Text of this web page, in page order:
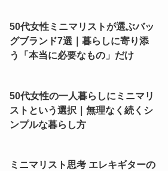
50代女性ミニマリストが選ぶバッ
グブランド7選｜暮らしに寄り添
う「本当に必要なもの」だけ
50代女性の一人暮らしにミニマリ
ストという選択｜無理なく続くシ
ンプルな暮らし方
ミニマリスト思考 エレキギターの